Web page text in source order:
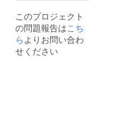
このプロジェクト
の問題報告はこち
らよりお問い合わ
せください